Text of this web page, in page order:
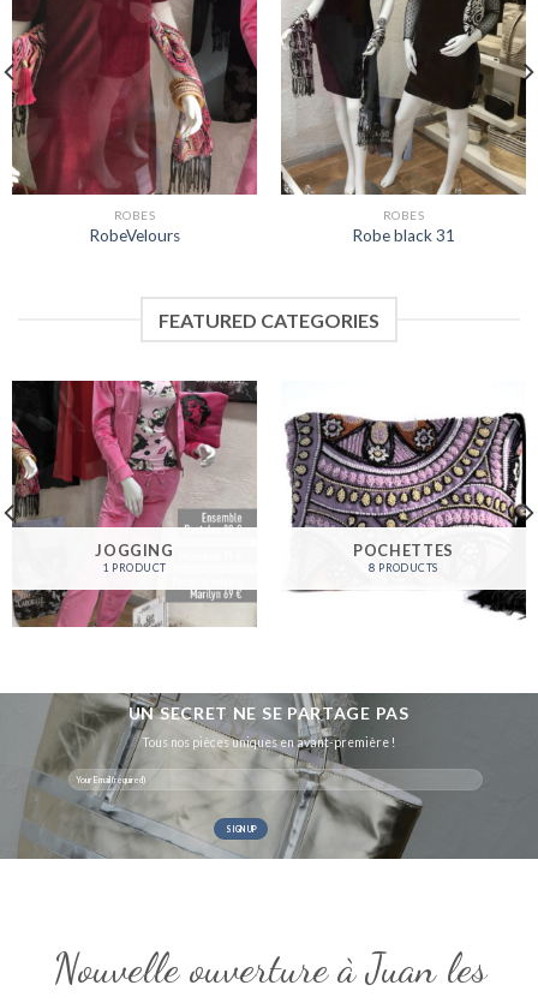
Ajouter
wishlist
ROBES
RobeVelours
Ajouter
à la
wishlist
ROBES
Robe black 31
FEATURED CATEGORIES
JOGGING
1 PRODUCT
POCHETTES
8 PRODUCTS
UN SECRET NE SE PARTAGE PAS
Tous nos pièces uniques en avant-première !
Nouvelle ouverture à Juan les